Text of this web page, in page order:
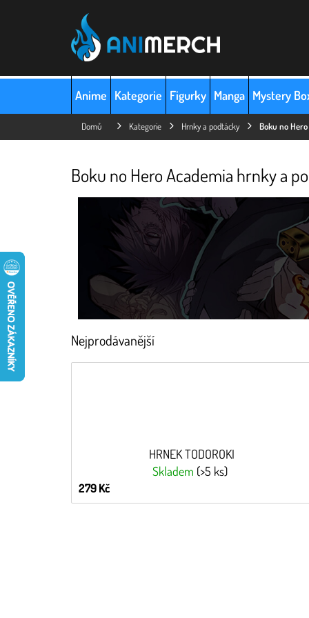
Anime Kategorie Figurky Manga Mystery
Domů Kategorie Hrnky a podtácky Boku no
Boku no Hero Academia hrnky a
Nejprodávanější
HRNEK TODOROKI
Skladem (>5 ks)
279 Kč